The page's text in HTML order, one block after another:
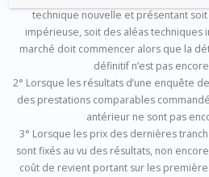
technique nouvelle et présentant soit
impérieuse, soit des aléas techniques
marché doit commencer alors que la
définitif n’est pas
2° Lorsque les résultats d’une enquête
des prestations comparables
antérieur ne sont pas
3° Lorsque les prix des dernières
sont fixés au vu des résultats, non
coût de revient portant sur les